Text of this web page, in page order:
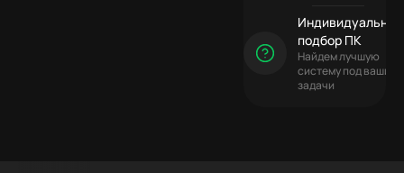
Индивидуальный
подбор ПК
Найдем лучшую
систему под ваши
задачи